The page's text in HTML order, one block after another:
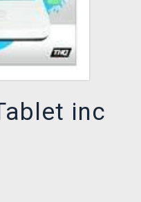
inc